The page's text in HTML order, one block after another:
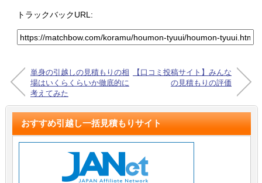
トラックバックURL:
単身の引越しの見積もりの相
場はいくらくらいか徹底的に
考えてみた
【口コミ投稿サイト】みんな
の見積もりの評価
おすすめ引越し一括見積もりサイト